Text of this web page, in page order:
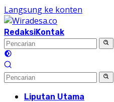
Langsung ke konten
RedaksiKontak
Liputan Utama